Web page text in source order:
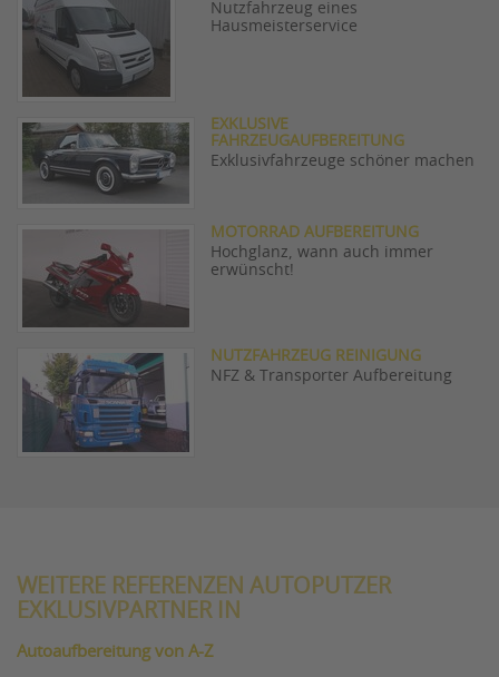
Nutzfahrzeug eines
Hausmeisterservice
EXKLUSIVE
FAHRZEUGAUFBEREITUNG
Exklusivfahrzeuge schöner machen
MOTORRAD AUFBEREITUNG
Hochglanz, wann auch immer
erwünscht!
NUTZFAHRZEUG REINIGUNG
NFZ & Transporter Aufbereitung
WEITERE REFERENZEN AUTOPUTZER
EXKLUSIVPARTNER IN
Autoaufbereitung von A-Z